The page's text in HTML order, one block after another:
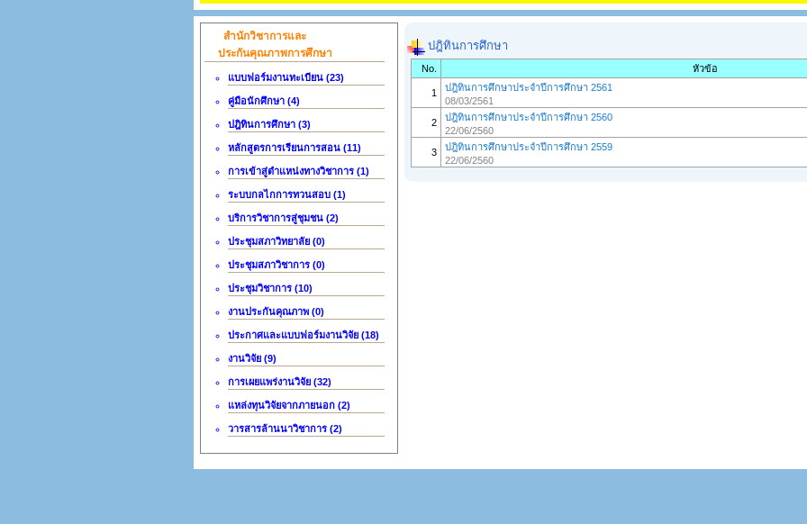
สำนักวิชาการและ
ประกันคุณภาพการศึกษา
แบบฟอร์มงานทะเบียน (23)
คู่มือนักศึกษา (4)
ปฎิทินการศึกษา (3)
หลักสูตรการเรียนการสอน (11)
การเข้าสู่ตำแหน่งทางวิชาการ (1)
ระบบกลไกการทวนสอบ (1)
บริการวิชาการสู่ชุมชน (2)
ประชุมสภาวิทยาลัย (0)
ประชุมสภาวิชาการ (0)
ประชุมวิชาการ (10)
งานประกันคุณภาพ (0)
ประกาศและแบบฟอร์มงานวิจัย (18)
งานวิจัย (9)
การเผยแพร่งานวิจัย (32)
แหล่งทุนวิจัยจากภายนอก (2)
วารสารล้านนาวิชาการ (2)
ปฎิทินการศึกษา
No. หัวข้อ
1
ปฎิทินการศึกษาประจำปีการศึกษา 2561
08/03/2561
2
ปฎิทินการศึกษาประจำปีการศึกษา 2560
22/06/2560
3
ปฎิทินการศึกษาประจำปีการศึกษา 2559
22/06/2560